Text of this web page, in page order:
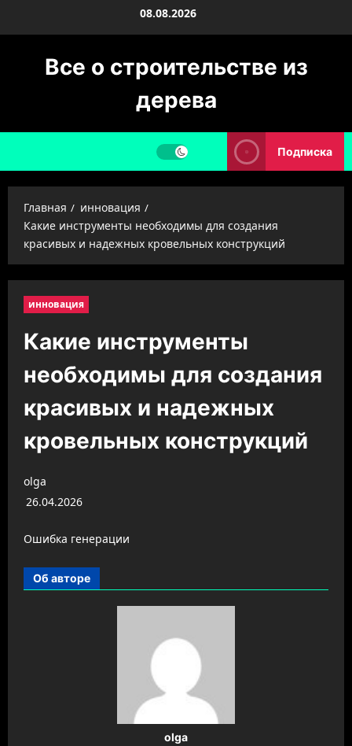
08.08.2026
Все о строительстве из
дерева
Подписка
Главная
инновация
Какие инструменты необходимы для создания
красивых и надежных кровельных конструкций
инновация
Какие инструменты
необходимы для создания
красивых и надежных
кровельных конструкций
olga
26.04.2026
Ошибка генерации
Об авторе
olga